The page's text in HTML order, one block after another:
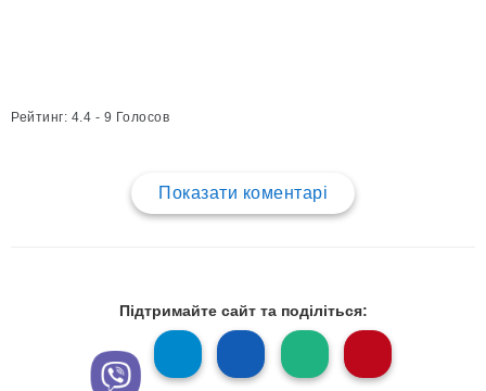
Рейтинг: 4.4 - 9 Голосов
Показати коментарі
Підтримайте сайт та поділіться: